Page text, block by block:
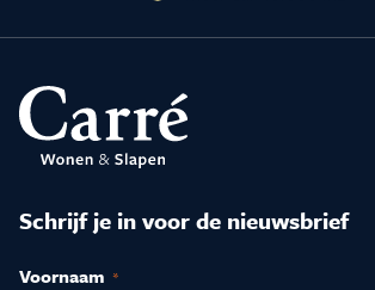
Schrijf je in voor de nieuwsbrief
Voornaam (Vereist)